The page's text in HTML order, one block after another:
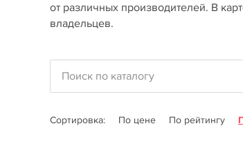
от различных производителей. В
владельцев.
Сортировка: По цене По рейтингу